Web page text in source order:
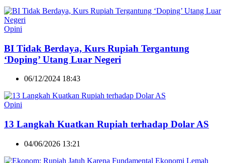
Opini
BI Tidak Berdaya, Kurs Rupiah Tergantung
‘Doping’ Utang Luar Negeri
06/12/2024 18:43
Opini
13 Langkah Kuatkan Rupiah terhadap Dolar AS
04/06/2026 13:21